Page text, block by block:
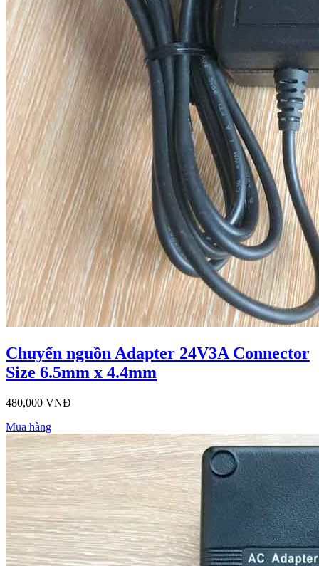
Chuyển nguồn Adapter 24V3A Connector
Size 6.5mm x 4.4mm
480,000 VNĐ
Mua hàng